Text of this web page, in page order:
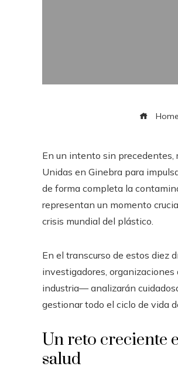
Home
En un intento sin
Unidas en Ginebra para
de forma completa la
representan un momento
crisis mundial del plástico.
En el transcurso de estos diez
investigadores,
industria— analizarán
gestionar todo el ciclo de vida
Un reto creciente
salud